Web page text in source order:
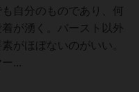
自分のものであり、何
が湧く。バースト以外
がほぼないのがいい。
...